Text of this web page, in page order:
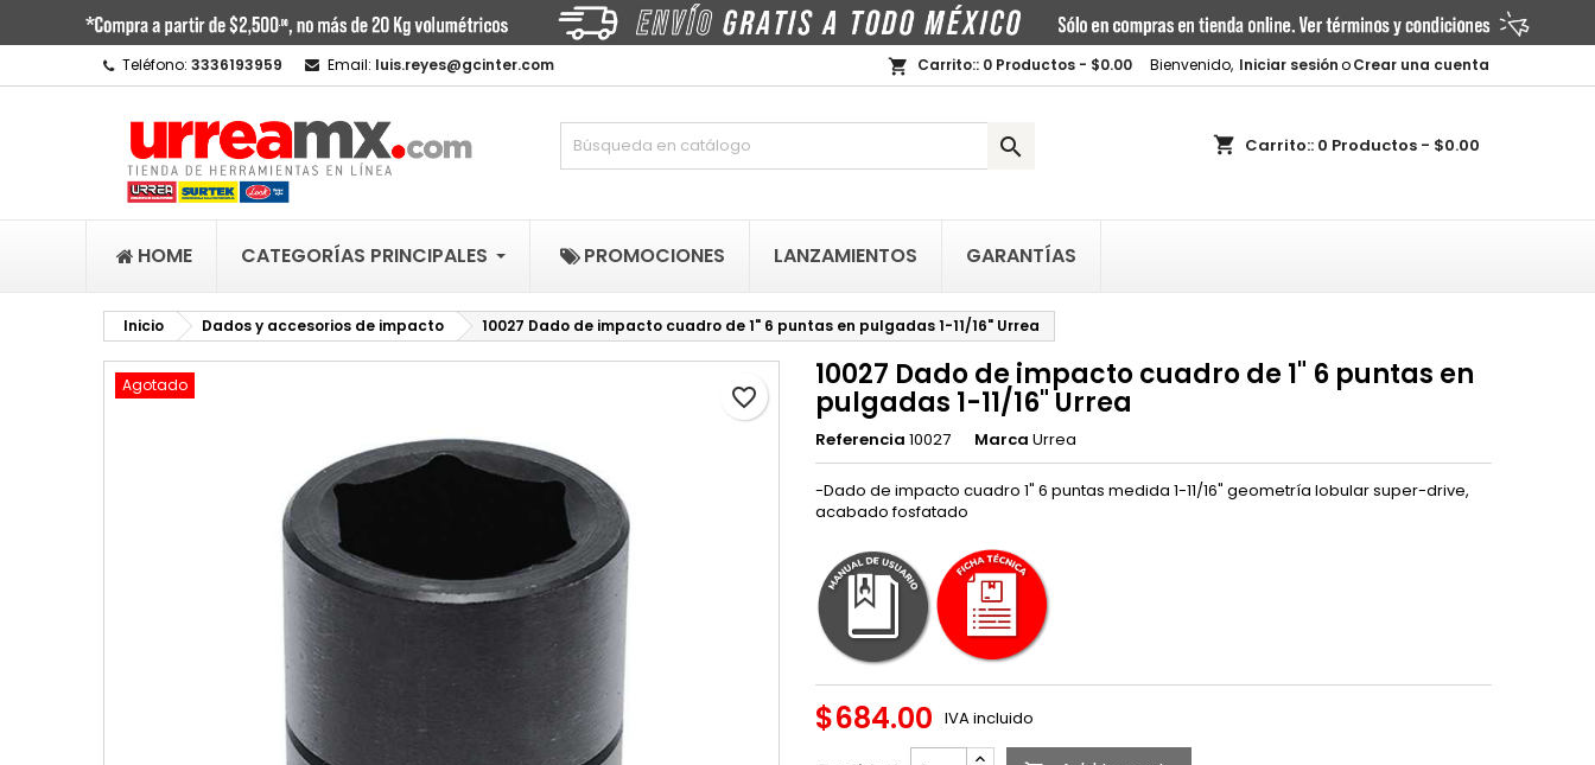
Teléfono: 3336193959 Email: luis.reyes@gcinter.com Bienvenido, Iniciar sesiónoCrear una cuenta
shopping_cart Carrito:: 0 Productos - $0.00
shopping_cart Carrito:: 0 Productos - $0.00

HOME CATEGORÍAS PRINCIPALES PROMOCIONES LANZAMIENTOS GARANTÍAS
Inicio Dados y accesorios de impacto 10027 Dado de impacto cuadro de 1" 6 puntas en pulgadas 1-11/16" Urrea
favorite_border
Agotado 10027 Dado de impacto cuadro de 1" 6 puntas en
pulgadas 1-11/16" Urrea
Referencia 10027 Marca Urrea
-Dado de impacto cuadro 1" 6 puntas medida 1-11/16" geometría lobular super-drive,
acabado fosfatado
$684.00 IVA incluido
Mi lista de regalos ×
Crear nueva lista
Crear lista de deseos ×
Nombre de la lista de deseos
Cancelar Crear lista de deseos
Iniciar sesión ×
Debe iniciar sesión para guardar productos en su lista de deseos.